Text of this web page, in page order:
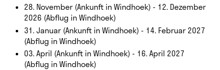
28. November (Ankunft in Windhoek) - 12. Dezember
2026 (Abflug in Windhoek)
31. Januar (Ankunft in Windhoek) - 14. Februar 2027
(Abflug in Windhoek)
03. April (Ankunft in Windhoek) - 16. April 2027
(Abflug in Windhoek)